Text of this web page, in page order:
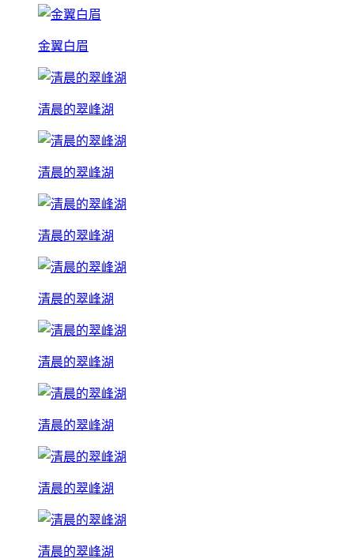
金翼白眉
清晨的翠峰湖
清晨的翠峰湖
清晨的翠峰湖
清晨的翠峰湖
清晨的翠峰湖
清晨的翠峰湖
清晨的翠峰湖
清晨的翠峰湖